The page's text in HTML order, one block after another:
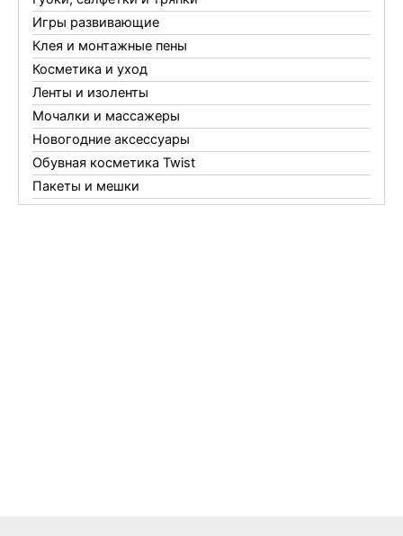
Игры развивающие
Клея и монтажные пены
Косметика и уход
Ленты и изоленты
Мочалки и массажеры
Новогодние аксессуары
Обувная косметика Twist
Пакеты и мешки
Перчатки